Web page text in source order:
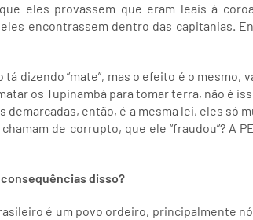
eles provassem que eram leais à
encontrassem dentro das capitanias.
dizendo “mate”, mas o efeito é o
os Tupinambá para tomar terra, não é
então, é a mesma lei, eles só
de corrupto, que ele “fraudou”? A
consequências disso?
é um povo ordeiro, principalmente